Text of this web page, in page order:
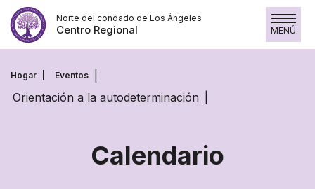
Saltar
contenido
Norte del condado de Los Ángeles
Centro Regional MENÚ
Hogar Eventos
Orientación a la autodeterminación
Calendario